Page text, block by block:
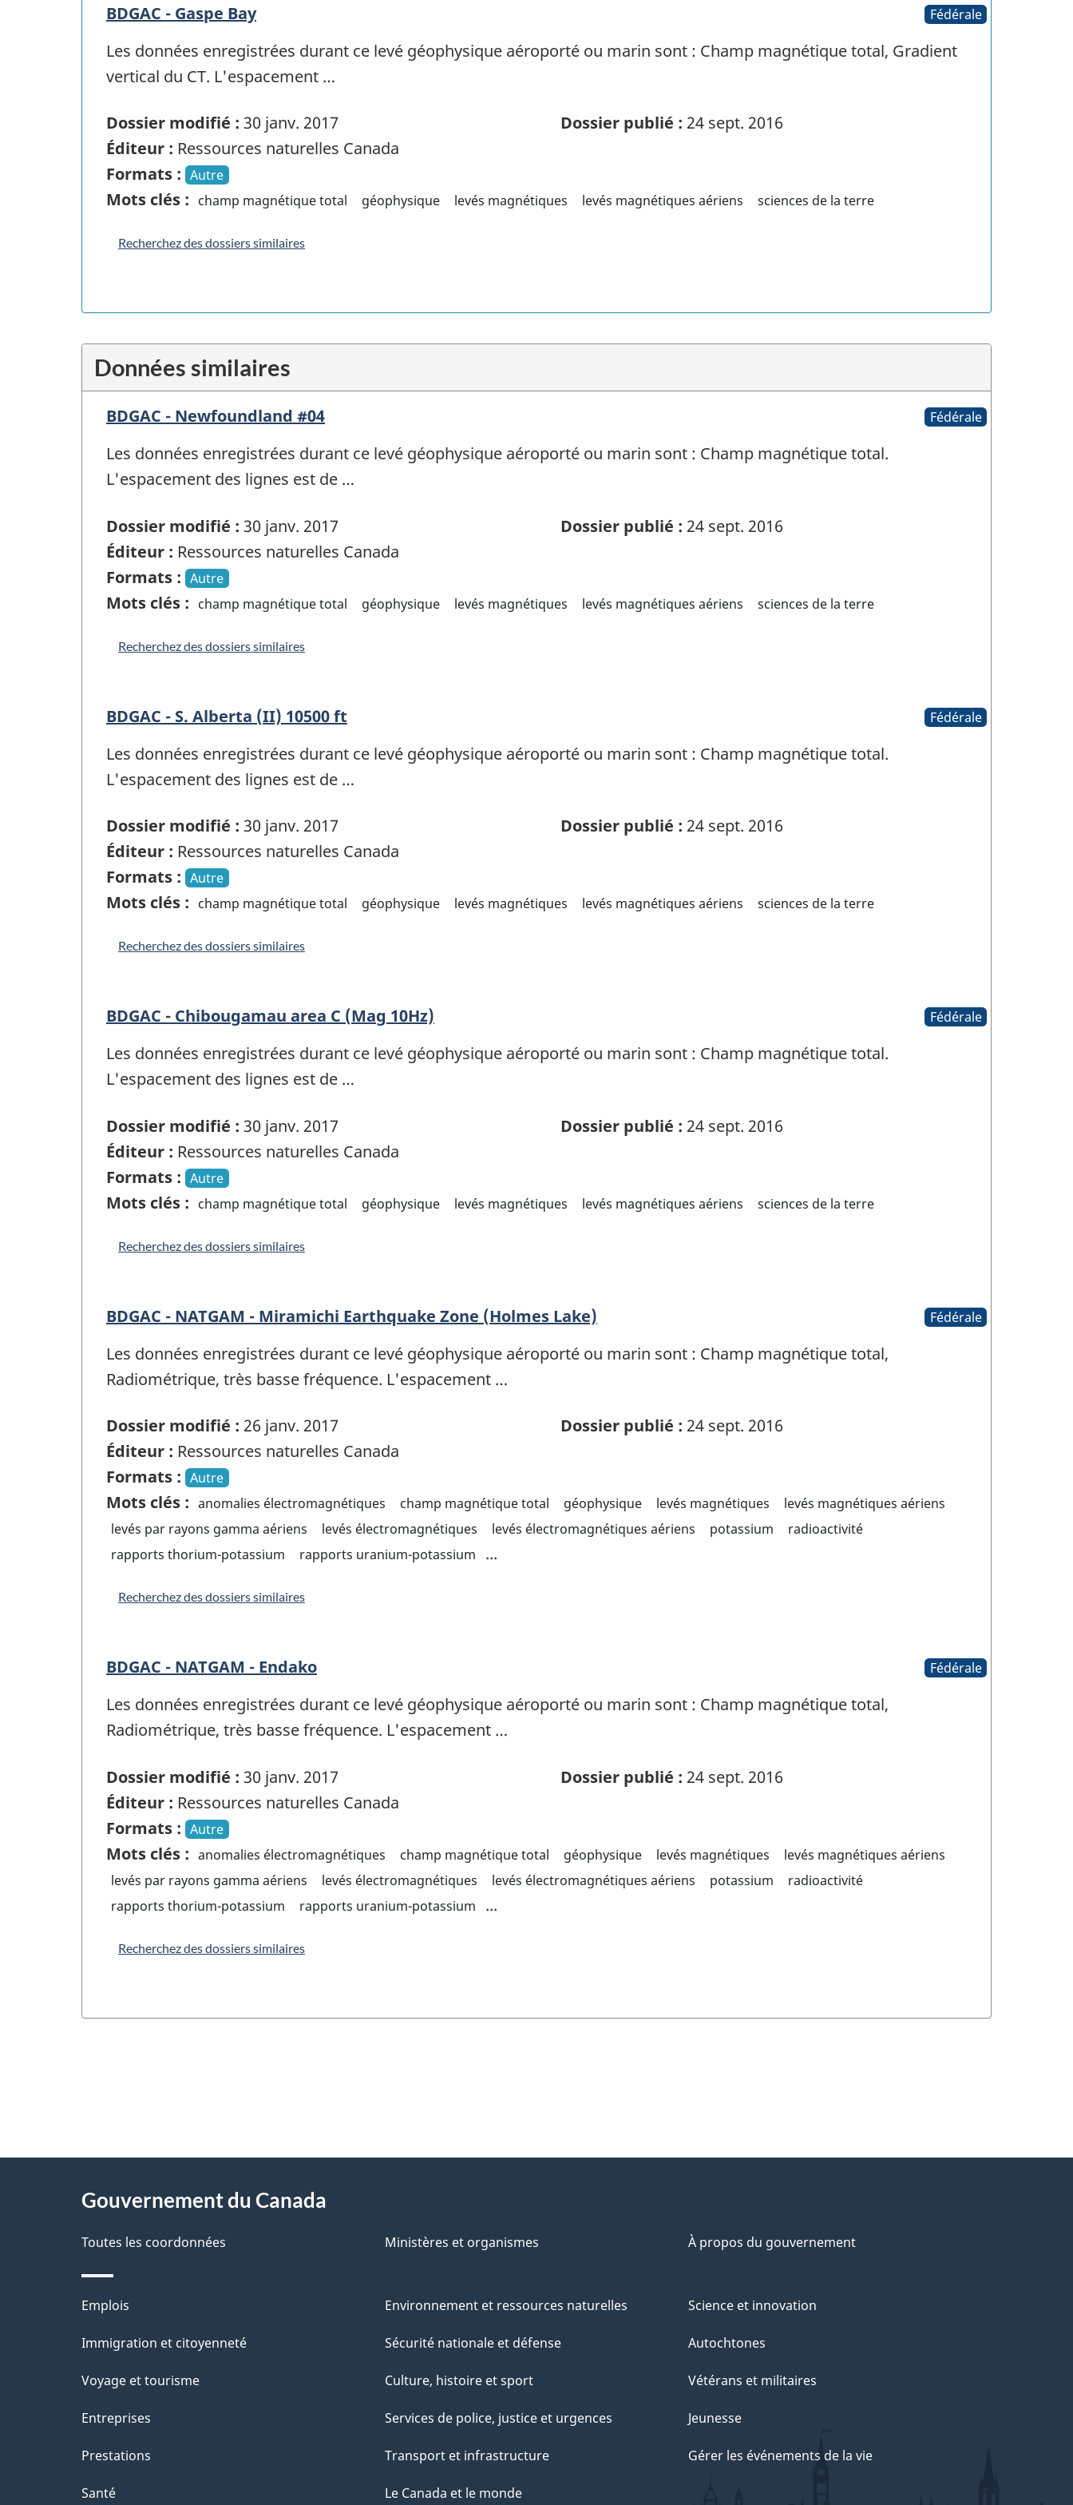
BDGAC - Gaspe Bay Fédérale
Les données enregistrées durant ce levé géophysique aéroporté ou marin sont : Champ magnétique total, Gradient
vertical du CT. L'espacement …
Dossier modifié : 30 janv. 2017 Dossier publié : 24 sept. 2016
Éditeur : Ressources naturelles Canada
Formats : Autre
Mots clés : champ magnétique total géophysique levés magnétiques levés magnétiques aériens sciences de la terre
Recherchez des dossiers similaires
Données similaires
BDGAC - Newfoundland #04 Fédérale
Les données enregistrées durant ce levé géophysique aéroporté ou marin sont : Champ magnétique total.
L'espacement des lignes est de …
Dossier modifié : 30 janv. 2017 Dossier publié : 24 sept. 2016
Éditeur : Ressources naturelles Canada
Formats : Autre
Mots clés : champ magnétique total géophysique levés magnétiques levés magnétiques aériens sciences de la terre
Recherchez des dossiers similaires
BDGAC - S. Alberta (II) 10500 ft Fédérale
Les données enregistrées durant ce levé géophysique aéroporté ou marin sont : Champ magnétique total.
L'espacement des lignes est de …
Dossier modifié : 30 janv. 2017 Dossier publié : 24 sept. 2016
Éditeur : Ressources naturelles Canada
Formats : Autre
Mots clés : champ magnétique total géophysique levés magnétiques levés magnétiques aériens sciences de la terre
Recherchez des dossiers similaires
BDGAC - Chibougamau area C (Mag 10Hz) Fédérale
Les données enregistrées durant ce levé géophysique aéroporté ou marin sont : Champ magnétique total.
L'espacement des lignes est de …
Dossier modifié : 30 janv. 2017 Dossier publié : 24 sept. 2016
Éditeur : Ressources naturelles Canada
Formats : Autre
Mots clés : champ magnétique total géophysique levés magnétiques levés magnétiques aériens sciences de la terre
Recherchez des dossiers similaires
BDGAC - NATGAM - Miramichi Earthquake Zone (Holmes Lake) Fédérale
Les données enregistrées durant ce levé géophysique aéroporté ou marin sont : Champ magnétique total,
Radiométrique, très basse fréquence. L'espacement …
Dossier modifié : 26 janv. 2017 Dossier publié : 24 sept. 2016
Éditeur : Ressources naturelles Canada
Formats : Autre
Mots clés : anomalies électromagnétiques champ magnétique total géophysique levés magnétiques
levés magnétiques aériens
levés par rayons gamma aériens
levés électromagnétiques levés électromagnétiques aériens potassium
radioactivité
rapports thorium-potassium
rapports uranium-potassium ...
Recherchez des dossiers similaires
BDGAC - NATGAM - Endako Fédérale
Les données enregistrées durant ce levé géophysique aéroporté ou marin sont : Champ magnétique total,
Radiométrique, très basse fréquence. L'espacement …
Dossier modifié : 30 janv. 2017 Dossier publié : 24 sept. 2016
Éditeur : Ressources naturelles Canada
Formats : Autre
Mots clés : anomalies électromagnétiques champ magnétique total géophysique levés magnétiques
levés magnétiques aériens
levés par rayons gamma aériens
levés électromagnétiques levés électromagnétiques aériens potassium
radioactivité
rapports thorium-potassium
rapports uranium-potassium ...
Recherchez des dossiers similaires
D
é
t
a
i
l
d
e
l
p
a
Gouvernement du Canada
Toutes les coordonnées Ministères et organismes À propos du gouvernement
Thèmes
et
Emplois
Immigration et citoyenneté
Voyage et tourisme
Entreprises
Prestations
Santé
Environnement et ressources naturelles
Sécurité nationale et défense
Culture, histoire et sport
Services de police, justice et urgences
Transport et infrastructure
Le Canada et le monde
Science et innovation
Autochtones
Vétérans et militaires
Jeunesse
Gérer les événements de la vie